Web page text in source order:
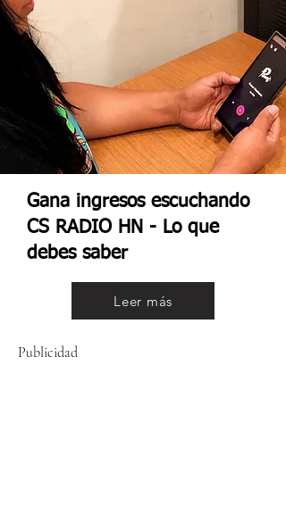
Gana ingresos escuchando
CS RADIO HN - Lo que
debes saber
Leer más
Publicidad